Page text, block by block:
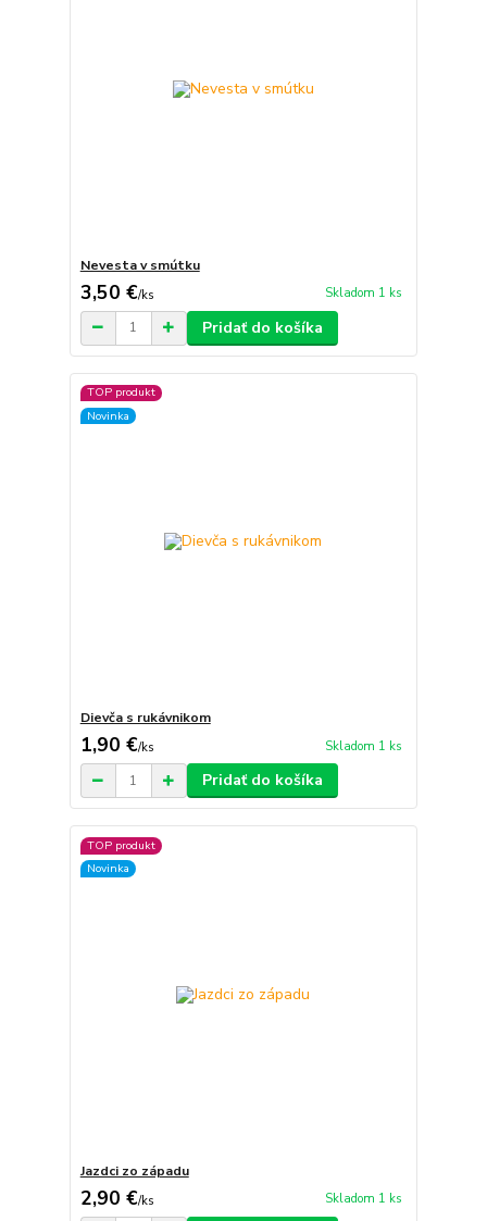
Nevesta v smútku
3,50 €/ks Skladom 1 ks
Pridať do košíka
TOP produkt
Novinka
Dievča s rukávnikom
1,90 €/ks Skladom 1 ks
Pridať do košíka
TOP produkt
Novinka
Jazdci zo západu
2,90 €/ks Skladom 1 ks